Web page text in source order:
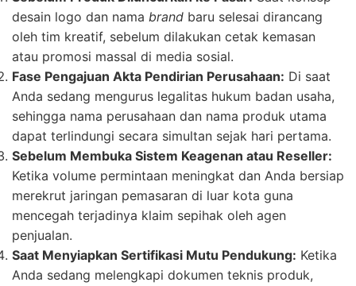
desain logo dan nama brand baru selesai dirancang
oleh tim kreatif, sebelum dilakukan cetak kemasan
atau promosi massal di media sosial.
Fase Pengajuan Akta Pendirian Perusahaan: Di saat
Anda sedang mengurus legalitas hukum badan usaha,
sehingga nama perusahaan dan nama produk utama
dapat terlindungi secara simultan sejak hari pertama.
Sebelum Membuka Sistem Keagenan atau Reseller:
Ketika volume permintaan meningkat dan Anda bersiap
merekrut jaringan pemasaran di luar kota guna
mencegah terjadinya klaim sepihak oleh agen
penjualan.
Saat Menyiapkan Sertifikasi Mutu Pendukung: Ketika
Anda sedang melengkapi dokumen teknis produk,